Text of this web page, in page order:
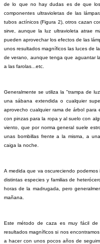
de lo que no hay dudas es de que
componentes ultravioletas de las
tubos actínicos (Figura 2), otros cazan
sirve, aunque la luz ultravioleta atrae
pueden aprovechar los efectos de las
unos resultados magníficos las luces de
de verano, aunque tenga que aguantar
a las farolas...etc.
Generalmente se utiliza la "trampa de
una sábana extendida o cualquier
aprovecho cualquier rama de árbol para
con pinzas para la ropa y al suelo con
viento, que por norma general suele
unas bombillas frente a la misma, a
caiga la noche.
A medida que va oscureciendo
distintas especies y familias de
horas de la madrugada, pero
mañana.
Este método de caza es muy fácil
resultados magníficos si nos
a hacer con unos pocos años de